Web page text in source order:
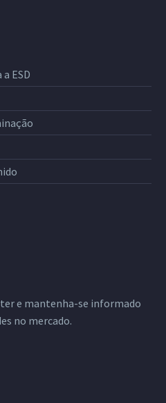
ESD
e mantenha-se informado
no mercado.